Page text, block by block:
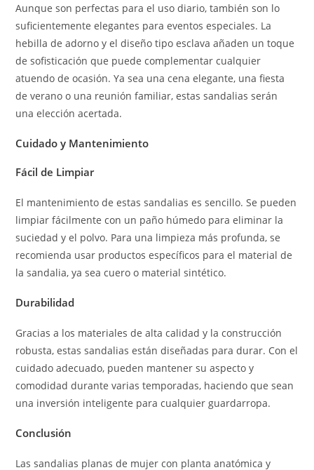
Aunque son perfectas para el uso diario, también son lo
suficientemente elegantes para eventos especiales. La
hebilla de adorno y el diseño tipo esclava añaden un toque
de sofisticación que puede complementar cualquier
atuendo de ocasión. Ya sea una cena elegante, una fiesta
de verano o una reunión familiar, estas sandalias serán
una elección acertada.
Cuidado y Mantenimiento
Fácil de Limpiar
El mantenimiento de estas sandalias es sencillo. Se pueden
limpiar fácilmente con un paño húmedo para eliminar la
suciedad y el polvo. Para una limpieza más profunda, se
recomienda usar productos específicos para el material de
la sandalia, ya sea cuero o material sintético.
Durabilidad
Gracias a los materiales de alta calidad y la construcción
robusta, estas sandalias están diseñadas para durar. Con el
cuidado adecuado, pueden mantener su aspecto y
comodidad durante varias temporadas, haciendo que sean
una inversión inteligente para cualquier guardarropa.
Conclusión
Las sandalias planas de mujer con planta anatómica y